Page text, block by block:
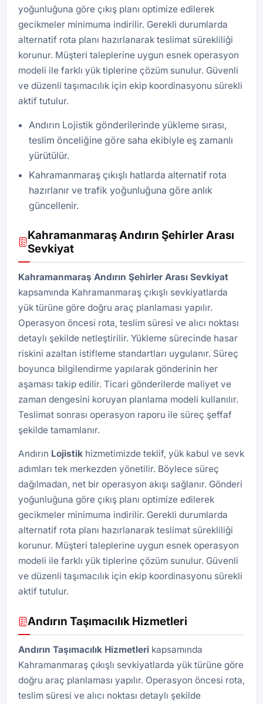
yoğunluğuna göre çıkış planı optimize edilerek
gecikmeler minimuma indirilir. Gerekli durumlarda
alternatif rota planı hazırlanarak teslimat sürekliliği
korunur. Müşteri taleplerine uygun esnek operasyon
modeli ile farklı yük tiplerine çözüm sunulur. Güvenli
ve düzenli taşımacılık için ekip koordinasyonu sürekli
aktif tutulur.
Andırın Lojistik gönderilerinde yükleme sırası,
teslim önceliğine göre saha ekibiyle eş zamanlı
yürütülür.
Kahramanmaraş çıkışlı hatlarda alternatif rota
hazırlanır ve trafik yoğunluğuna göre anlık
güncellenir.
Kahramanmaraş Andırın Şehirler Arası
Sevkiyat
Kahramanmaraş Andırın Şehirler Arası Sevkiyat
kapsamında Kahramanmaraş çıkışlı sevkiyatlarda
yük türüne göre doğru araç planlaması yapılır.
Operasyon öncesi rota, teslim süresi ve alıcı noktası
detaylı şekilde netleştirilir. Yükleme sürecinde hasar
riskini azaltan istifleme standartları uygulanır. Süreç
boyunca bilgilendirme yapılarak gönderinin her
aşaması takip edilir. Ticari gönderilerde maliyet ve
zaman dengesini koruyan planlama modeli kullanılır.
Teslimat sonrası operasyon raporu ile süreç şeffaf
şekilde tamamlanır.
Andırın Lojistik hizmetimizde teklif, yük kabul ve sevk
adımları tek merkezden yönetilir. Böylece süreç
dağılmadan, net bir operasyon akışı sağlanır. Gönderi
yoğunluğuna göre çıkış planı optimize edilerek
gecikmeler minimuma indirilir. Gerekli durumlarda
alternatif rota planı hazırlanarak teslimat sürekliliği
korunur. Müşteri taleplerine uygun esnek operasyon
modeli ile farklı yük tiplerine çözüm sunulur. Güvenli
ve düzenli taşımacılık için ekip koordinasyonu sürekli
aktif tutulur.
Andırın Taşımacılık Hizmetleri
Andırın Taşımacılık Hizmetleri kapsamında
Kahramanmaraş çıkışlı sevkiyatlarda yük türüne göre
doğru araç planlaması yapılır. Operasyon öncesi rota,
teslim süresi ve alıcı noktası detaylı şekilde